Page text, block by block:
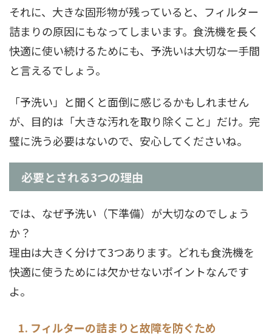
それに、大きな固形物が残っていると、フィルター
詰まりの原因にもなってしまいます。食洗機を長く
快適に使い続けるためにも、予洗いは大切な一手間
と言えるでしょう。
「予洗い」と聞くと面倒に感じるかもしれません
が、目的は「大きな汚れを取り除くこと」だけ。完
璧に洗う必要はないので、安心してくださいね。
必要とされる3つの理由
では、なぜ予洗い（下準備）が大切なのでしょう
か？
理由は大きく分けて3つあります。どれも食洗機を
快適に使うためには欠かせないポイントなんです
よ。
1. フィルターの詰まりと故障を防ぐため